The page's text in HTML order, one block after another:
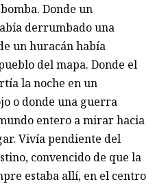
Donde un
derrumbado una
un huracán había
del mapa. Donde el
la noche en un
o donde una guerra
entero a mirar hacia
Vivía pendiente del
convencido de que la
estaba allí, en el centro